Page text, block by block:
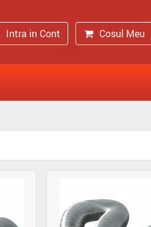
Intra in Cont Cosul Meu